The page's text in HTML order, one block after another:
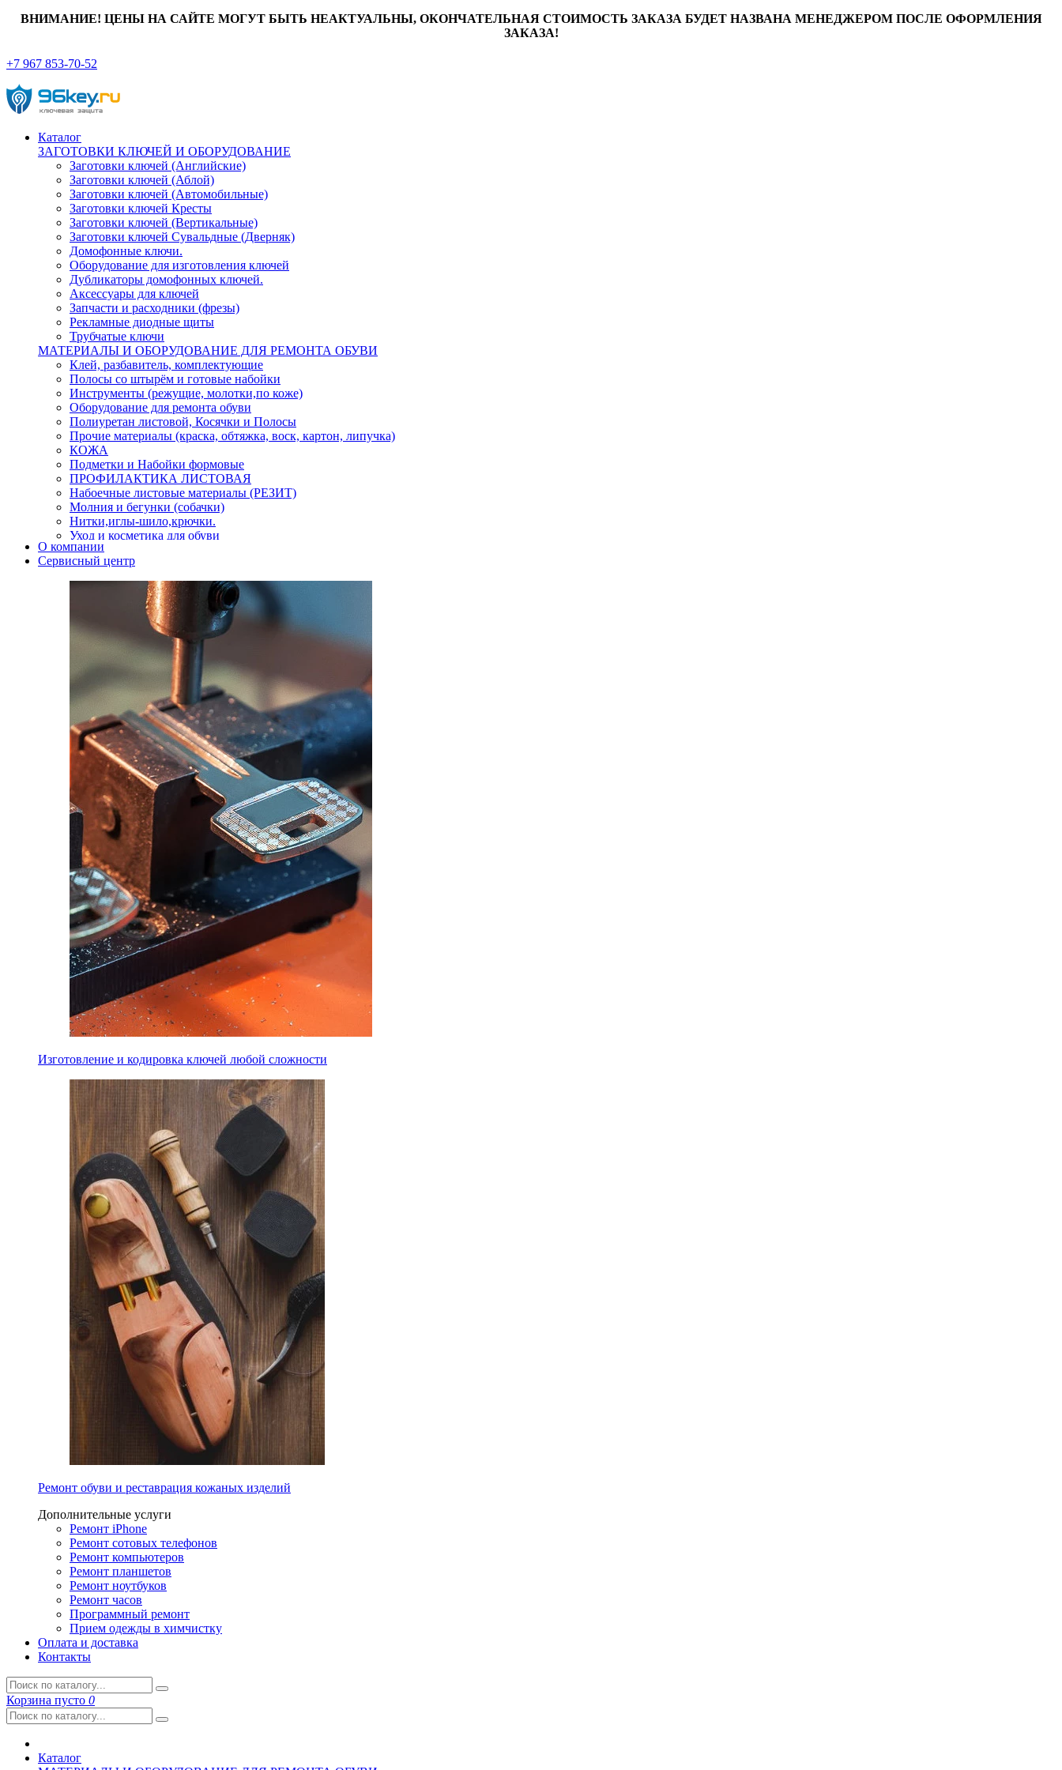
ВНИМАНИЕ! ЦЕНЫ НА САЙТЕ МОГУТ БЫТЬ НЕАКТУАЛЬНЫ, ОКОНЧАТЕЛЬНАЯ СТОИМОСТЬ ЗАКАЗА БУДЕТ НАЗВАНА МЕНЕДЖЕРОМ ПОСЛЕ ОФОРМЛЕНИЯ
ЗАКАЗА!
+7 967 853-70-52
Каталог
ЗАГОТОВКИ КЛЮЧЕЙ И ОБОРУДОВАНИЕ
Заготовки ключей (Английские)
Заготовки ключей (Аблой)
Заготовки ключей (Автомобильные)
Заготовки ключей Кресты
Заготовки ключей (Вертикальные)
Заготовки ключей Сувальдные (Дверняк)
Домофонные ключи.
Оборудование для изготовления ключей
Дубликаторы домофонных ключей.
Аксессуары для ключей
Запчасти и расходники (фрезы)
Рекламные диодные щиты
Трубчатые ключи
МАТЕРИАЛЫ И ОБОРУДОВАНИЕ ДЛЯ РЕМОНТА ОБУВИ
Клей, разбавитель, комплектующие
Полосы со штырём и готовые набойки
Инструменты (режущие, молотки,по коже)
Оборудование для ремонта обуви
Полиуретан листовой, Косячки и Полосы
Прочие материалы (краска, обтяжка, воск, картон, липучка)
КОЖА
Подметки и Набойки формовые
ПРОФИЛАКТИКА ЛИСТОВАЯ
Набоечные листовые материалы (РЕЗИТ)
Молния и бегунки (собачки)
Нитки,иглы-шило,крючки.
Уход и косметика для обуви
Кнопки (магнитые,кобурные)
Пряжки для ремня
О компании
Сервисный центр
Изготовление и кодировка ключей любой сложности
Ремонт обуви и реставрация кожаных изделий
Дополнительные услуги
Ремонт iPhone
Ремонт сотовых телефонов
Ремонт компьютеров
Ремонт планшетов
Ремонт ноутбуков
Ремонт часов
Программный ремонт
Прием одежды в химчистку
Оплата и доставка
Контакты
Корзина пусто 0
Каталог